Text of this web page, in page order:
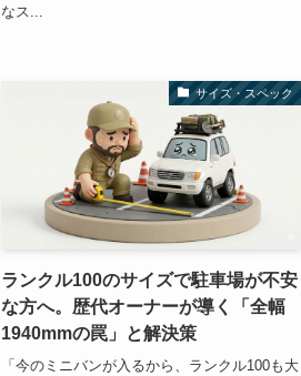
なス...
サイズ・スペック
ランクル100のサイズで駐車場が不安
な方へ。歴代オーナーが導く「全幅
1940mmの罠」と解決策
「今のミニバンが入るから、ランクル100も大